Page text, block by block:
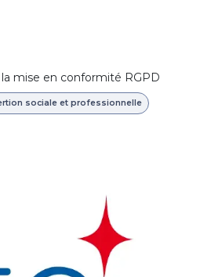
mise en conformité RGPD
sociale et professionnelle